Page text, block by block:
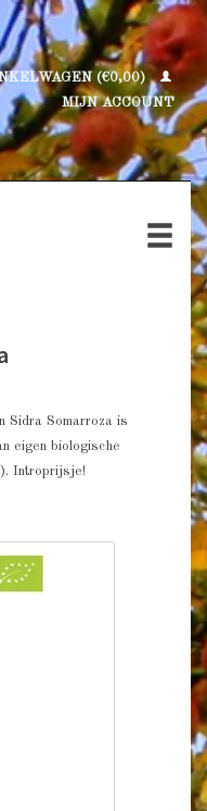
(€0,00)
MIJN ACCOUNT
Sidra Somarroza is
eigen biologische
Introprijsje!